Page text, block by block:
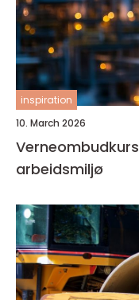
inspiration
10. March 2026
Verneombudkurs nøkkelen til et tryggere
arbeidsmiljø